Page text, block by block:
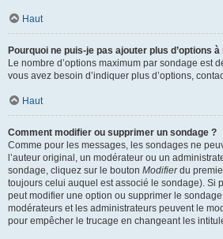
Haut
Pourquoi ne puis-je pas ajouter plus d’options
Le nombre d’options maximum par sondage est
vous avez besoin d’indiquer plus d’options,
Haut
Comment modifier ou supprimer un sondage ?
Comme pour les messages, les sondages ne
l’auteur original, un modérateur ou un
sondage, cliquez sur le bouton Modifierdu
toujours celui auquel est associé le sondage). Si
peut modifier une option ou supprimer le
modérateurs et les administrateurs peuvent le
pour empêcher le trucage en changeant les